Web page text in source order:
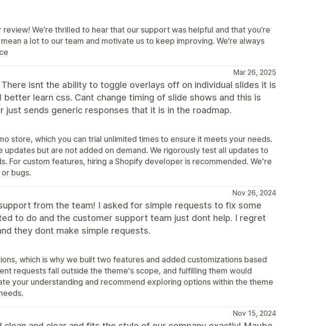
We’re thrilled to hear that our support was helpful and that you’re
a lot to our team and motivate us to keep improving. We’re always
Mar 26, 2025
isnt the ability to toggle overlays off on individual slides it is
learn css. Cant change timing of slide shows and this is
sends generic responses that it is in the roadmap.
store, which you can trial unlimited times to ensure it meets your needs.
but are not added on demand. We rigorously test all updates to
For custom features, hiring a Shopify developer is recommended. We're
bugs.
Nov 26, 2024
from the team! I asked for simple requests to fix some
to do and the customer support team just dont help. I regret
they dont make simple requests.
which is why we built two features and added customizations based
requests fall outside the theme's scope, and fulfilling them would
your understanding and recommend exploring options within the theme
Nov 15, 2024